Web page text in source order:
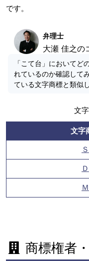
です。
弁理士
大瀬 佳之の
「こて台」においてど
れているのか確認して
ている文字商標と類似
文
文字
Ｓ
Ｄ
Ｍ
商標権者